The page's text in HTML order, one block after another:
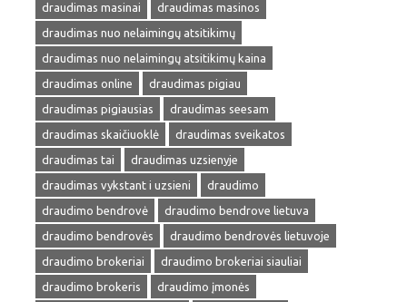
draudimas masinai
draudimas masinos
draudimas nuo nelaimingų atsitikimų
draudimas nuo nelaimingų atsitikimų kaina
draudimas online
draudimas pigiau
draudimas pigiausias
draudimas seesam
draudimas skaičiuoklė
draudimas sveikatos
draudimas tai
draudimas uzsienyje
draudimas vykstant i uzsieni
draudimo
draudimo bendrovė
draudimo bendrove lietuva
draudimo bendrovės
draudimo bendrovės lietuvoje
draudimo brokeriai
draudimo brokeriai siauliai
draudimo brokeris
draudimo įmonės